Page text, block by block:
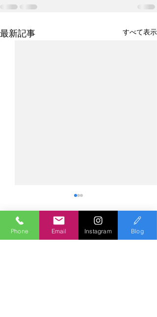
最新記事 すべて表示
コメント
Phone Email Instagram Blog